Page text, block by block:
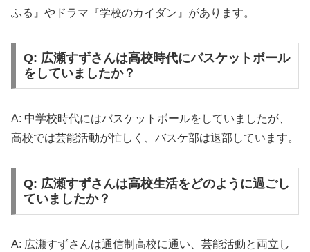
ふる』やドラマ『学校のカイダン』があります。
Q: 広瀬すずさんは高校時代にバスケットボール
をしていましたか？
A: 中学校時代にはバスケットボールをしていましたが、
高校では芸能活動が忙しく、バスケ部は退部しています。
Q: 広瀬すずさんは高校生活をどのように過ごし
ていましたか？
A: 広瀬すずさんは通信制高校に通い、芸能活動と両立し